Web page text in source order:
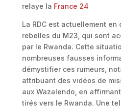
relaye la France 24
La RDC est actuellement
rebelles du M23, qui sont
par le Rwanda. Cette
nombreuses fausses
démystifier ces rumeurs,
attribuant des vidéos de
aux Wazalendo, en
tirés vers le Rwanda. Une